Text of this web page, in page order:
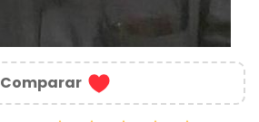
Comparar